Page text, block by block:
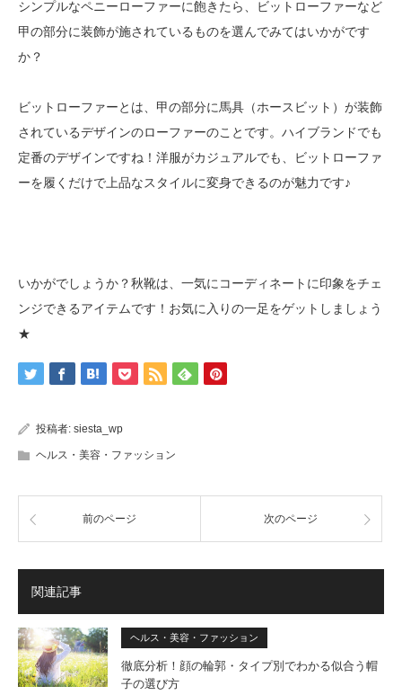
シンプルなペニーローファーに飽きたら、ビットローファーなど
甲の部分に装飾が施されているものを選んでみてはいかがです
か？
ビットローファーとは、甲の部分に馬具（ホースビット）が装飾
されているデザインのローファーのことです。ハイブランドでも
定番のデザインですね！洋服がカジュアルでも、ビットローファ
ーを履くだけで上品なスタイルに変身できるのが魅力です♪
いかがでしょうか？秋靴は、一気にコーディネートに印象をチェ
ンジできるアイテムです！お気に入りの一足をゲットしましょう
★
投稿者: siesta_wp
ヘルス・美容・ファッション
前のページ 次のページ
関連記事
ヘルス・美容・ファッション
徹底分析！顔の輪郭・タイプ別でわかる似合う帽
子の選び方